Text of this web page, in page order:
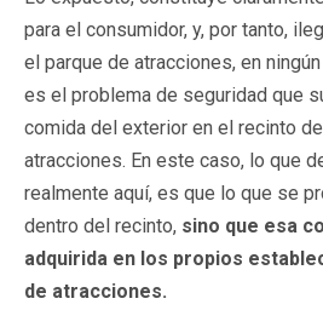
para el consumidor, y, por tanto,
el parque de atracciones, en
es el problema de seguridad que
comida del exterior en el recinto
atracciones. En este caso, lo que
realmente aquí, es que lo que se
dentro del recinto, sino que esa
adquirida en los propios
de atracciones.